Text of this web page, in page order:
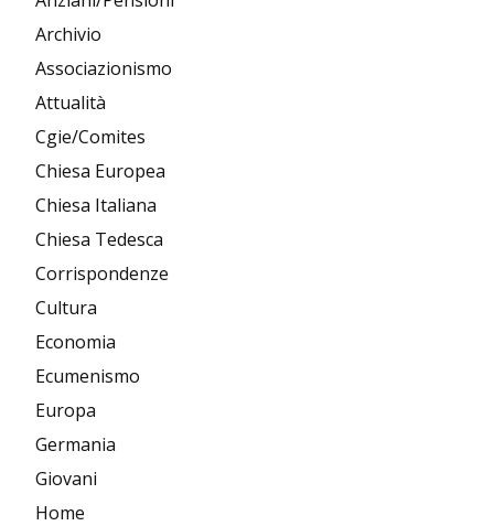
Archivio
Associazionismo
Attualità
Cgie/Comites
Chiesa Europea
Chiesa Italiana
Chiesa Tedesca
Corrispondenze
Cultura
Economia
Ecumenismo
Europa
Germania
Giovani
Home